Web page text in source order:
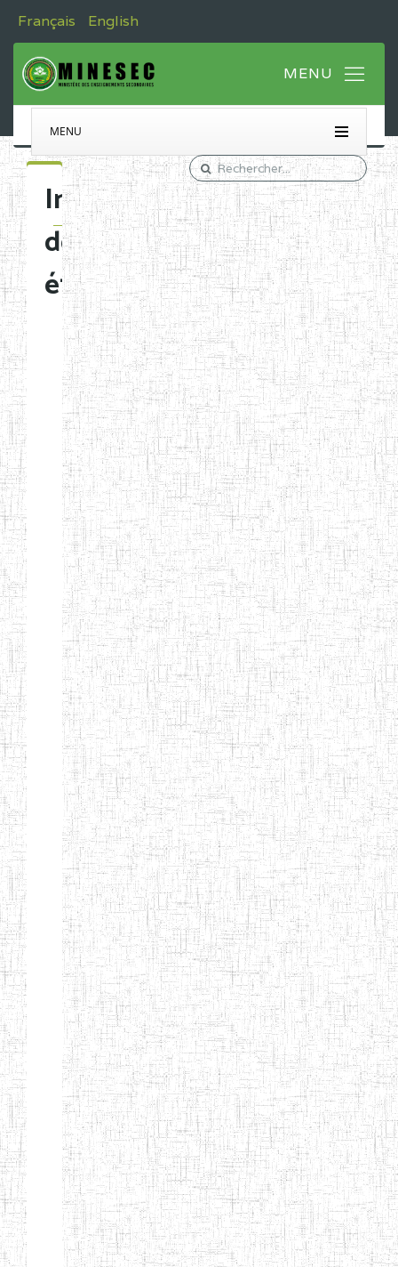
Français English
MENU
Immatriculation
des
établissements
Etablissements
d'enseignement
normal
ENI
Chercher:
Effacer les filtres
Denomination
Type
Nature
Arrondissement
Denomination Création Type Nature
GTTC
BANGEM
08/12/1997 ENIEG Public
GTTC
FONTEM
25/09/2000 ENIEG Public
GTTC
MAMFE
03/11/1983 ENIEG Public